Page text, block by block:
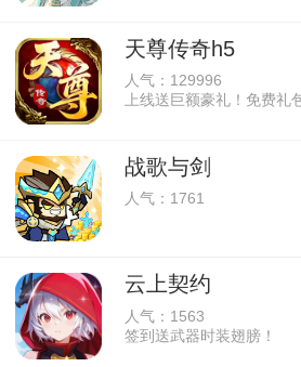
天尊传奇h5
人气：129996
上线送巨额豪礼！免费礼
战歌与剑
人气：1761
云上契约
人气：1563
签到送武器时装翅膀！